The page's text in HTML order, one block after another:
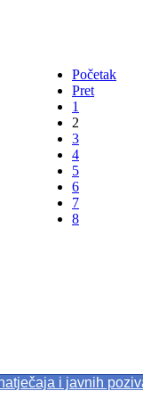
Početak
Pret
1
2
3
4
5
6
7
8
i javnih